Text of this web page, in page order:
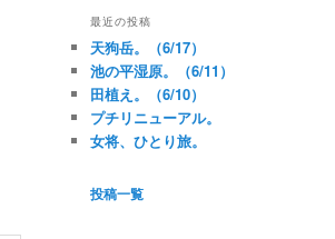
最近の投稿
天狗岳。（6/17）
池の平湿原。（6/11）
田植え。（6/10）
プチリニューアル。
女将、ひとり旅。
投稿一覧